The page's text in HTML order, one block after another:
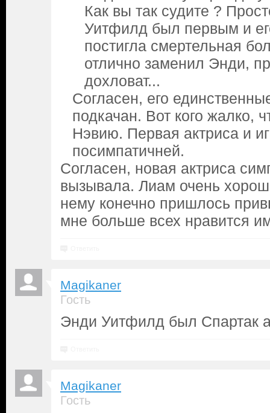
Как вы так судите ?
Уитфилд был первым и
постигла смертельная
отлично заменил Энди,
дохловат...
Согласен, его
подкачан. Вот кого жалко,
Нэвию. Первая актриса и
посимпатичней.
Согласен, новая актриса
вызывала. Лиам очень
нему конечно пришлось
мне больше всех нравится
Magikaner
Гость
Энди Уитфилд был Спартак а
Magikaner
Гость